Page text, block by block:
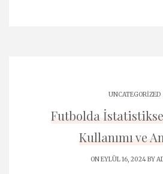
UNCATEGORIZED
Futbolda
Kullanımı ve
ON EYLÜL 16, 2024 BY